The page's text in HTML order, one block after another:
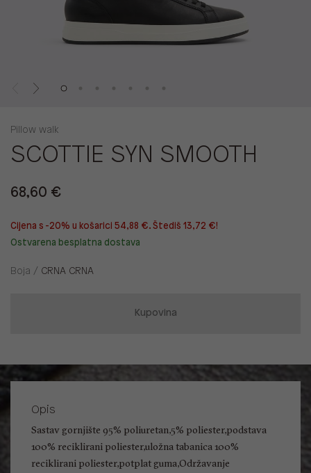
Pillow walk
SCOTTIE SYN SMOOTH
68,60 €
Cijena s -20% u košarici 54,88 €. Štediš 13,72 €!
Ostvarena besplatna dostava
Boja / CRNA CRNA
Kupovina
Opis
Sastav gornjište 95% poliuretan,5% poliester,podstava
100% reciklirani poliester,uložna tabanica 100%
reciklirani poliester,potplat guma,Održavanje